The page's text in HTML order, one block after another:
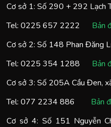
Cơ sở 1: Số 290 + 292 Lạch
Tel: 0225 657 2222
Bản
Cơ sở 2: Số 148 Phan Đăng
Tel: 0225 354 1288
Bản
Cơ sở 3: Số 205A Cầu Đen,
Tel: 077 2234 886
Bản
Cơ sở 4: Số 151 Nguyễn